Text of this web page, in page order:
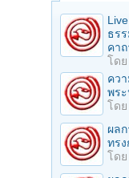
ธร
คา
โดย
คว
พร
โดย
ผล
ทร
โดย